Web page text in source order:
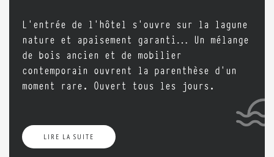
L’entrée de l’hôtel s’ouvre sur la lagune
nature et apaisement garanti… Un mélange
de bois ancien et de mobilier
contemporain ouvrent la parenthèse d’un
moment rare. Ouvert tous les jours.
LIRE LA SUITE